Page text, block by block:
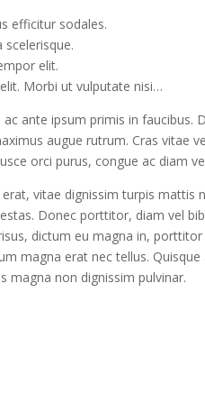
efficitur sodales.
scelerisque.
elit.
Morbi ut vulputate nisi…
ante ipsum primis in faucibus.
augue rutrum. Cras vitae
orci purus, congue ac diam
vitae dignissim turpis
Donec porttitor, diam vel
dictum eu magna in,
magna erat nec tellus.
magna non dignissim pulvinar.